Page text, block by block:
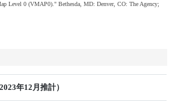
Level 0 (VMAP0)." Bethesda, MD: Denver, CO: The Agency;
年12月推計）